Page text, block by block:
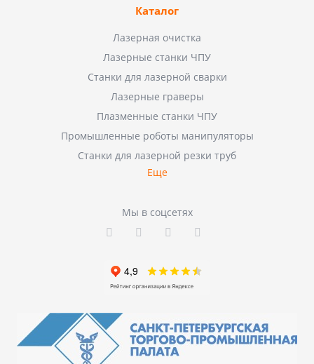
Каталог
Лазерная очистка
Лазерные станки ЧПУ
Станки для лазерной сварки
Лазерные граверы
Плазменные станки ЧПУ
Промышленные роботы манипуляторы
Станки для лазерной резки труб
Еще
Мы в соцсетях